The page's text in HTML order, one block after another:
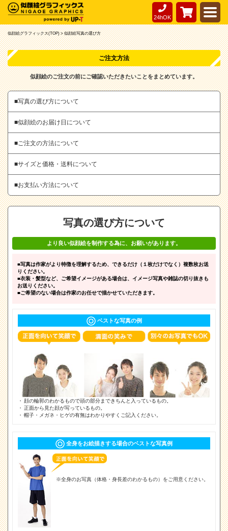
24hOK
似顔絵グラフィックス(TOP) >似顔絵写真の選び方
ご注文方法
似顔絵のご注文の前にご確認いただきたいことをまとめています。
■写真の選び方について
■似顔絵のお届け日について
■ご注文の方法について
■サイズと価格・送料について
■お支払い方法について
写真の選び方について
より良い似顔絵を制作する為に、お願いがあります。
■写真は作家がより特徴を理解するため、できるだけ（１枚だけでなく）複数枚お送
りください。
■衣装・髪型など、ご希望イメージがある場合は、イメージ写真や雑誌の切り抜きも
お送りください。
■ご希望のない場合は作家のお任せで描かせていただきます。
ベストな写真の例
顔の輪郭のわかるもので頭の部分まできちんと入っているもの。
正面から見た顔が写っているもの。
帽子・メガネ・ヒゲの有無はわかりやすくご記入ください。
全身をお絵描きする場合のベストな写真例
※全身のお写真（体格・身長差のわかるもの）をご用意ください。